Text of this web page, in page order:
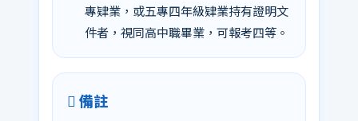
專肄業，或五專四年級肄業持有證明文
件者，視同高中職畢業，可報考四等。
備註